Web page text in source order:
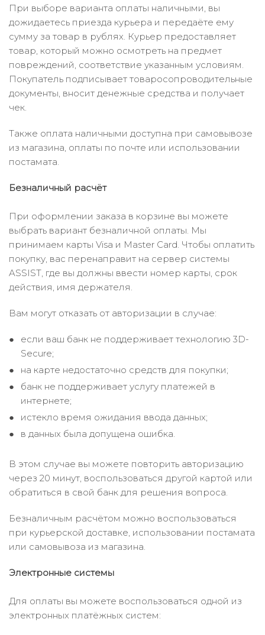
При выборе варианта оплаты наличными, вы
дожидаетесь приезда курьера и передаёте ему
сумму за товар в рублях. Курьер предоставляет
товар, который можно осмотреть на предмет
повреждений, соответствие указанным условиям.
Покупатель подписывает товаросопроводительные
документы, вносит денежные средства и получает
чек.
Также оплата наличными доступна при самовывозе
из магазина, оплаты по почте или использовании
постамата.
Безналичный расчёт
При оформлении заказа в корзине вы можете
выбрать вариант безналичной оплаты. Мы
принимаем карты Visa и Master Card. Чтобы оплатить
покупку, вас перенаправит на сервер системы
ASSIST, где вы должны ввести номер карты, срок
действия, имя держателя.
Вам могут отказать от авторизации в случае:
если ваш банк не поддерживает технологию 3D-
Secure;
на карте недостаточно средств для покупки;
банк не поддерживает услугу платежей в
интернете;
истекло время ожидания ввода данных;
в данных была допущена ошибка.
В этом случае вы можете повторить авторизацию
через 20 минут, воспользоваться другой картой или
обратиться в свой банк для решения вопроса.
Безналичным расчётом можно воспользоваться
при курьерской доставке, использовании постамата
или самовывоза из магазина.
Электронные системы
Для оплаты вы можете воспользоваться одной из
электронных платёжных систем: